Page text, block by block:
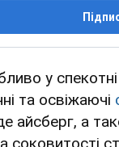
у
та освіжаючі
айсберг, а